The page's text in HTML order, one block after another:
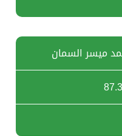
ميسر السمان